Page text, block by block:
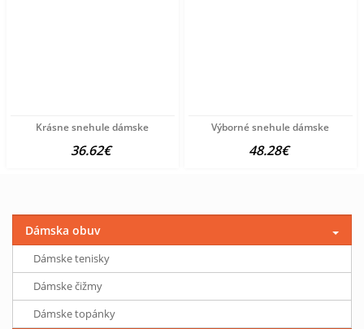
Krásne snehule dámske
36.62€
Výborné snehule dámske
48.28€
Dámska obuv
Dámske tenisky
Dámske čižmy
Dámske topánky